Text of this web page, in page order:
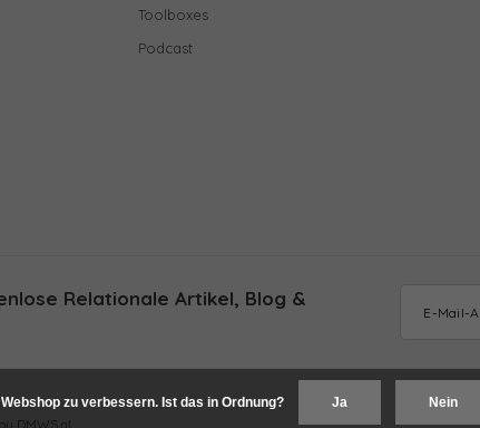
Toolboxes
Podcast
Relationale Artikel, Blog &
DMWS.nl
zu verbessern. Ist das in Ordnung? Ja Nein